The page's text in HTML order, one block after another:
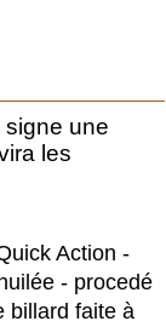
une
les
Action -
- procedé
billard faite à